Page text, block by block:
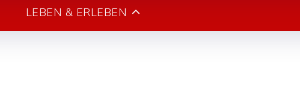
LEBEN & ERLEBEN